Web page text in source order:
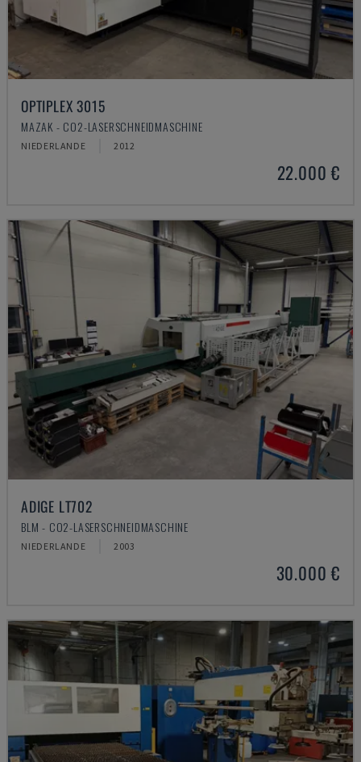
OPTIPLEX 3015
MAZAK - CO2-LASERSCHNEIDMASCHINE
NIEDERLANDE 2012
22.000 €
ADIGE LT702
BLM - CO2-LASERSCHNEIDMASCHINE
NIEDERLANDE 2003
30.000 €